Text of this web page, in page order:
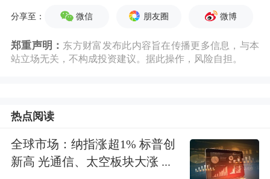
婚变，每次都被辟谣。
分享至： 微信 朋友圈 微博
郑重声明： 东方财富发布此内容旨在传播更多信息，与本
站立场无关，不构成投资建议。据此操作，风险自担。
热点阅读
全球市场：纳指涨超1% 标普创
新高 光通信、太空板块大涨 ...